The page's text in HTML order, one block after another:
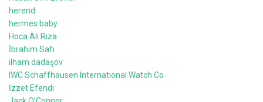
herend
hermes baby
Hoca Ali Rıza
İbrahim Safi
ilham dadaşov
IWC Schaffhausen International Watch Co
İzzet Efendi